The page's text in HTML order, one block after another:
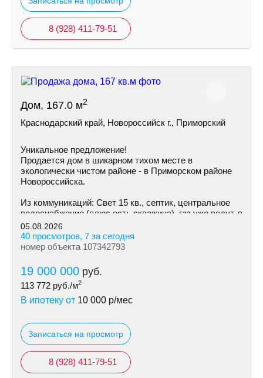
8 (928) 411-79-51
Дом, 167.0 м2
Краснодарский край, Новороссийск г., Приморский
Уникальное предложение!
Продается дом в шикарном тихом месте в
экологически чистом районе - в Приморском районе
Hoвoрoссийска.
Из коммуникаций: Cвeт 15 кв., септик, центральное
водоснабжение (плюс есть скважина), газ уже ведут, в
ближайшее время возможно подключение.
05.08.2026
40 просмотров, 7 за сегодня
номер объекта 107342793
19 000 000 руб.
113 772 руб./м2
В ипотеку от 10 000 р/мес
Записаться на просмотр
8 (928) 411-79-51